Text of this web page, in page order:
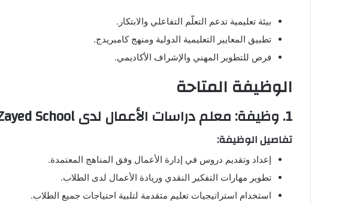
بيئة تعليمية تدعم التعلّم التفاعلي والابتكار.
تطبيق المعايير التعليمية الدولية ومنهج كامبريدج.
فرص للتطوير المهني والإشراف الأكاديمي.
الوظيفة المتاحة
1. وظيفة: معلم دراسات الأعمال لدى Hamdan Bin Zayed School
تفاصيل الوظيفة:
إعداد وتقديم دروس في إدارة الأعمال وفق المناهج المعتمدة.
تطوير مهارات التفكير النقدي وريادة الأعمال لدى الطلاب.
استخدام استراتيجيات تعليم متقدمة لتلبية احتياجات جميع الطلاب.